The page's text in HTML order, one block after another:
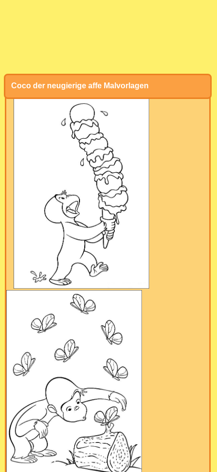
Coco der neugierige affe Malvorlagen